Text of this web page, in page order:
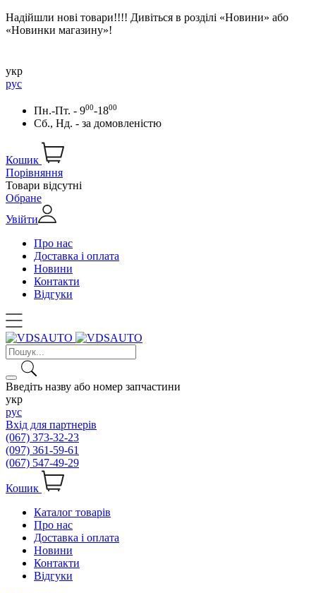
Надійшли нові товари!!!! Дивіться в розділі «Новини» або
«Новинки магазину»!
укр
рус
Пн.-Пт. - 900-1800
Сб., Нд. - за домовленістю
Кошик
Порівняння
Товари відсутні
Обране
Увійти
Про нас
Доставка і оплата
Новини
Контакти
Відгуки
Введіть назву або номер запчастини
укр
рус
Вхід для партнерів
(067) 373-32-23
(097) 361-59-61
(067) 547-49-29
Кошик
Каталог товарів
Про нас
Доставка і оплата
Новини
Контакти
Відгуки